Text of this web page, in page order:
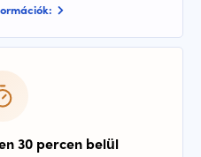
30 percen belül